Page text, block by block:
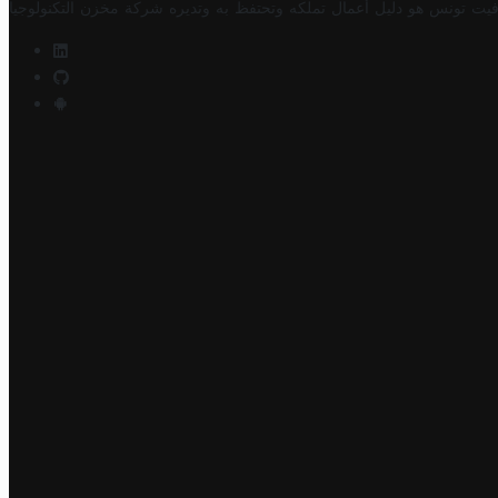
تونس هو دليل أعمال تملكه وتحتفظ به وتديره شركة مخزن التكنولوجيا